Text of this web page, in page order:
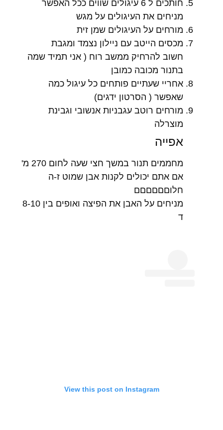
חותכים ל 6 עיגולים שווים ככל האפשר
מניחים את העיגולים על מגש
מורחים על העיגולים שמן זית
מכסים הייטב עם ניילון נצמד ומגבת
חשוב להרחיק ממשב רוח ( אני תמיד שמה
בתנור מכובה כמובן
אחריי שעתיים פותחים כל עיגול כמה
שאפשר ( הסרטון ידגים)
מורחים רוטב עגבניות אנשובי וגבינת
מוצרלה
אפייה
מחממים תנור במשך חצי שעה לחום 270 מ'
אם אתם יכולים לקנות אבן שמוט ז-ה
חלוםםםםםם
מניחים על האבן את הפיצה ואופים בין 8-10
ד
View this post on Instagram